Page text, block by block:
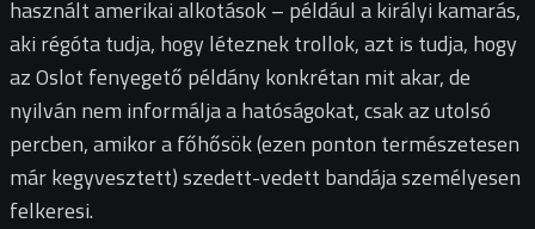
használt amerikai alkotások – például a királyi kamarás,
aki régóta tudja, hogy léteznek trollok, azt is tudja, hogy
az Oslot fenyegető példány konkrétan mit akar, de
nyilván nem informálja a hatóságokat, csak az utolsó
percben, amikor a főhősök (ezen ponton természetesen
már kegyvesztett) szedett-vedett bandája személyesen
felkeresi.